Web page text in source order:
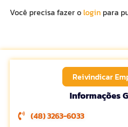
Você precisa fazer o login para
Reivindicar
Informações
(48) 3263-6033